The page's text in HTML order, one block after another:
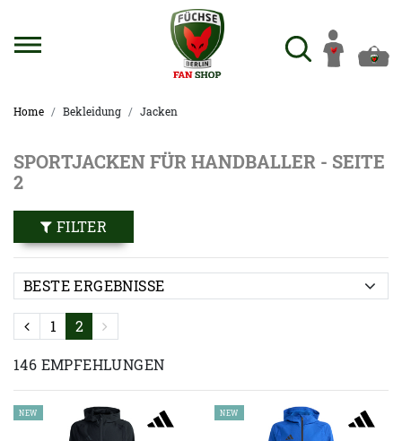
Home Bekleidung Jacken
SPORTJACKEN FÜR HANDBALLER - SEITE
2
FILTER
1 2
146 EMPFEHLUNGEN
NEW NEW